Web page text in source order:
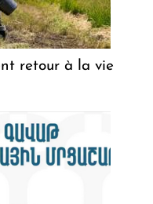
retour à la vie